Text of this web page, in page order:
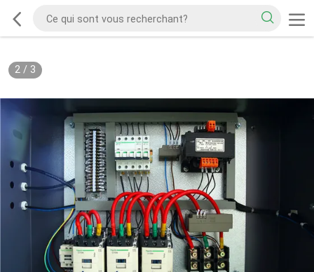
2/ 3